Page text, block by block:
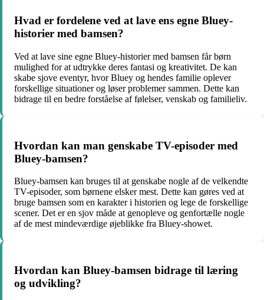
Hvad er fordelene ved at lave ens egne Bluey-
historier med bamsen?
Ved at lave sine egne Bluey-historier med bamsen får børn
mulighed for at udtrykke deres fantasi og kreativitet. De kan
skabe sjove eventyr, hvor Bluey og hendes familie oplever
forskellige situationer og løser problemer sammen. Dette kan
bidrage til en bedre forståelse af følelser, venskab og familieliv.
Hvordan kan man genskabe TV-episoder med
Bluey-bamsen?
Bluey-bamsen kan bruges til at genskabe nogle af de velkendte
TV-episoder, som børnene elsker mest. Dette kan gøres ved at
bruge bamsen som en karakter i historien og lege de forskellige
scener. Det er en sjov måde at genopleve og genfortælle nogle
af de mest mindeværdige øjeblikke fra Bluey-showet.
Hvordan kan Bluey-bamsen bidrage til læring
og udvikling?